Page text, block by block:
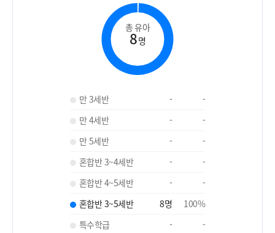
총 유아
8명
만 3세반 -
-
만 4세반
-
-
만 5세반
-
-
혼합반 3~4세반
-
-
혼합반 4~5세반
-
-
혼합반 3~5세반
8명 100%
특수학급
- -